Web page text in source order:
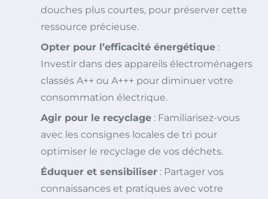
douches plus courtes, pour préserver cette
ressource précieuse.
Opter pour l’efficacité énergétique :
Investir dans des appareils électroménagers
classés A++ ou A+++ pour diminuer votre
consommation électrique.
Agir pour le recyclage : Familiarisez-vous
avec les consignes locales de tri pour
optimiser le recyclage de vos déchets.
Éduquer et sensibiliser : Partager vos
connaissances et pratiques avec votre